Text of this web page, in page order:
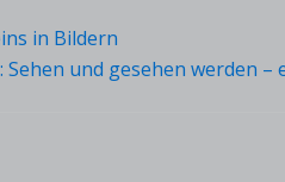
in Bildern
Sehen und gesehen werden